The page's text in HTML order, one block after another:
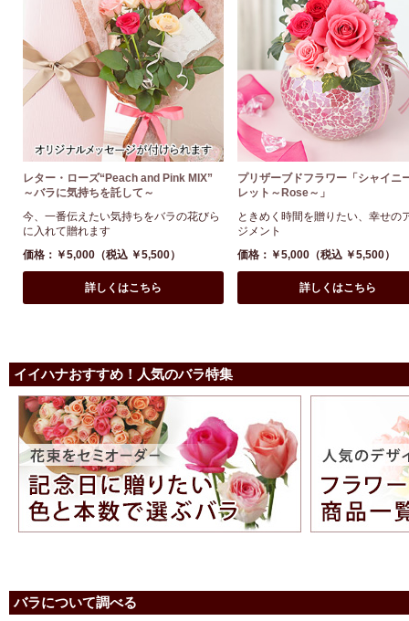
レター・ローズ“Peach and Pink MIX”
～バラに気持ちを託して～
今、一番伝えたい気持ちをバラの花びら
に入れて贈れます
価格：￥5,000（税込 ￥5,500）
詳しくはこちら
プリザーブドフラワー「シャイニ
レット～Rose～」
ときめく時間を贈りたい、幸せの
ジメント
価格：￥5,000（税込 ￥5,500）
詳しくはこちら
イイハナおすすめ！人気のバラ特集
バラについて調べる